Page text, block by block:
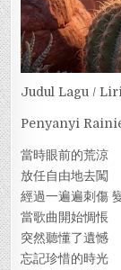
Judul Lagu /
Penyanyi
當時眼前的荒涼
放任自由地去闖
經過一遍遍刺傷
當歌曲開始惆悵
突然聽懂了遺憾
忘記珍惜的時光